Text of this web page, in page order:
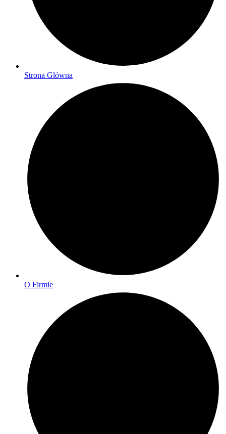
Strona Glówna
O Firmie